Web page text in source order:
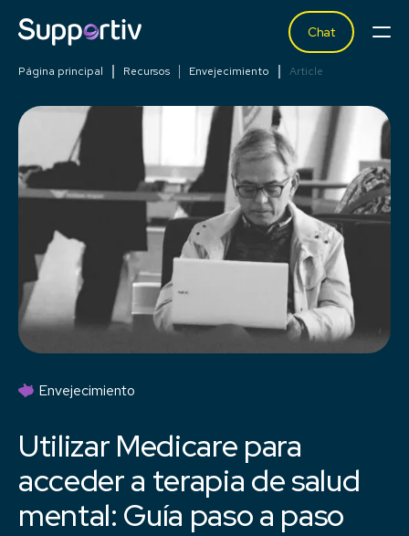
Chat
Página principal Recursos Envejecimiento Article
Envejecimiento
Utilizar Medicare para
acceder a terapia de salud
mental: Guía paso a paso